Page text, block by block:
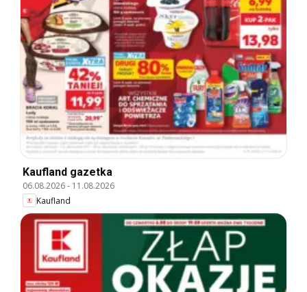
Kaufland gazetka
06.08.2026- 11.08.2026
Kaufland